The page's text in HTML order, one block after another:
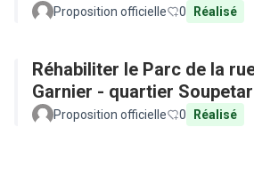
Proposition officielle 0 Réalisé
Réhabiliter le Parc de la
Garnier - quartier
Proposition officielle 0 Réalisé